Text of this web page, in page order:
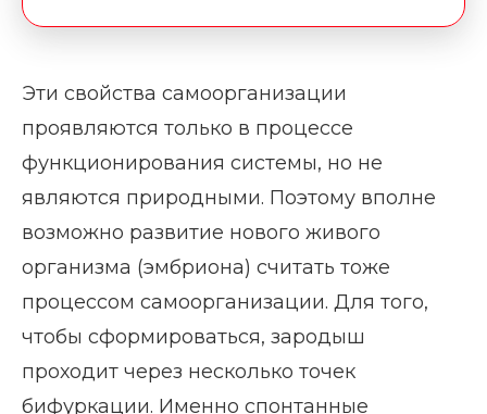
Эти свойства самоорганизации
проявляются только в процессе
функционирования системы, но не
являются природными. Поэтому вполне
возможно развитие нового живого
организма (эмбриона) считать тоже
процессом самоорганизации. Для того,
чтобы сформироваться, зародыш
проходит через несколько точек
бифуркации. Именно спонтанные